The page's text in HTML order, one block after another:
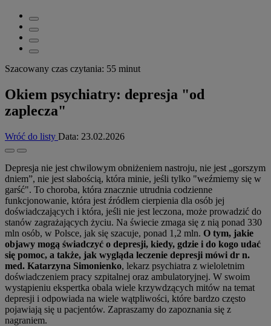
Szacowany czas czytania: 55 minut
Okiem psychiatry: depresja "od
zaplecza"
Wróć do listy Data: 23.02.2026
Depresja nie jest chwilowym obniżeniem nastroju, nie jest „gorszym
dniem”, nie jest słabością, która minie, jeśli tylko "weźmiemy się w
garść". To choroba, która znacznie utrudnia codzienne
funkcjonowanie, która jest źródłem cierpienia dla osób jej
doświadczających i która, jeśli nie jest leczona, może prowadzić do
stanów zagrażających życiu. Na świecie zmaga się z nią ponad 330
mln osób, w Polsce, jak się szacuje, ponad 1,2 mln. O tym, jakie
objawy mogą świadczyć o depresji, kiedy, gdzie i do kogo udać
się pomoc, a także, jak wygląda leczenie depresji mówi dr n.
med. Katarzyna Simonienko, lekarz psychiatra z wieloletnim
doświadczeniem pracy szpitalnej oraz ambulatoryjnej. W swoim
wystąpieniu ekspertka obala wiele krzywdzących mitów na temat
depresji i odpowiada na wiele wątpliwości, które bardzo często
pojawiają się u pacjentów. Zapraszamy do zapoznania się z
nagraniem.